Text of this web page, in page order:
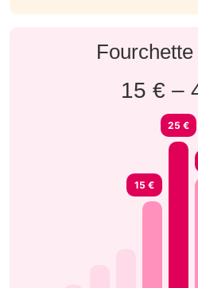
15 € –
15 €
25 €